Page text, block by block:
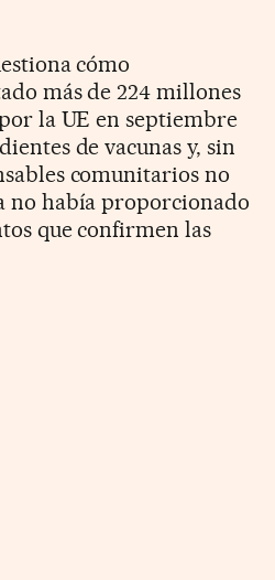
cómo
más de 224 millones
la UE en septiembre
de vacunas y, sin
comunitarios no
no había proporcionado
que confirmen las